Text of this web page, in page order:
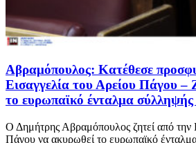
Αβραμόπουλος: Κατέθεσε
Εισαγγελία του Αρείου Πάγου –
το ευρωπαϊκό ένταλμα σύλληψής
Ο Δημήτρης Αβραμόπουλος ζητεί από την
Πάγου να ακυρωθεί το ευρωπαϊκό